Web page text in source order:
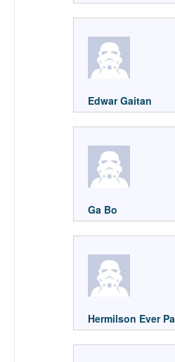
Edwar Gaitan
Ga Bo
Hermilson Ever